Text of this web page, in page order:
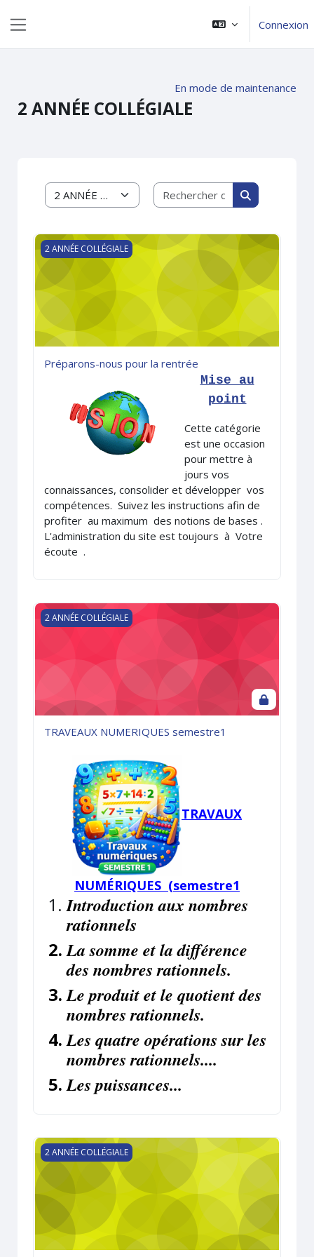
Connexion
En mode de maintenance
2 ANNÉE COLLÉGIALE
Catégories de cours
Rechercher des
Rechercher
Préparons-nous pour la rentrée
2 ANNÉE COLLÉGIALE
Préparons-nous pour la rentrée
Mise au
point
Cette catégorie
est une occasion
pour mettre à
jours vos
connaissances, consolider et développer vos
compétences. Suivez les instructions afin de
profiter au maximum des notions de bases .
L'administration du site est toujours à Votre
écoute .
TRAVEAUX NUMERIQUES semestre1
2 ANNÉE COLLÉGIALE
TRAVEAUX NUMERIQUES semestre1
TRAVAUX
NUMÉRIQUES (semestre1
Introduction aux nombres
rationnels
La somme et la différence
des nombres rationnels.
Le produit et le quotient des
nombres rationnels.
Les quatre opérations sur les
nombres rationnels....
Les puissances...
TRAVEAUX GÉOMÉTRIQUES semestre1
2 ANNÉE COLLÉGIALE